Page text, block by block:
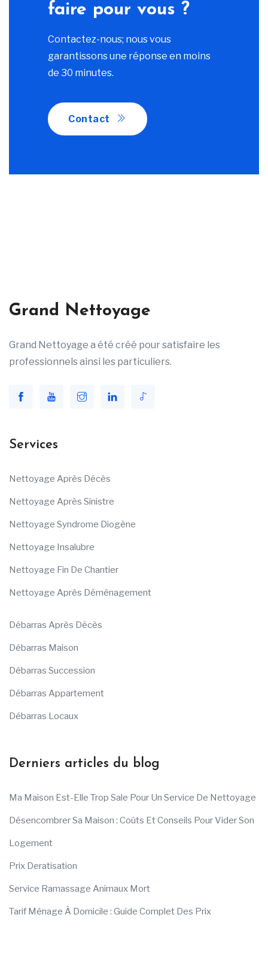
faire pour vous ?
Contactez-nous; nous vous
garantissons une réponse en moins
de 30 minutes.
Contact
Grand Nettoyage
Grand Nettoyage a été créé pour satisfaire les
professionnels ainsi les particuliers.
Services
Nettoyage Après Décès
Nettoyage Après Sinistre
Nettoyage Syndrome Diogène
Nettoyage Insalubre
Nettoyage Fin De Chantier
Nettoyage Après Déménagement
Débarras Après Décès
Débarras Maison
Débarras Succession
Débarras Appartement
Débarras Locaux
Derniers articles du blog
Ma Maison Est-Elle Trop Sale Pour Un Service De Nettoyage
Désencombrer Sa Maison : Coûts Et Conseils Pour Vider Son
Logement
Prix Deratisation
Service Ramassage Animaux Mort
Tarif Ménage À Domicile : Guide Complet Des Prix